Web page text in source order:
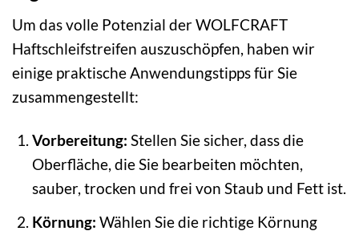
Um das volle Potenzial der WOLFCRAFT
Haftschleifstreifen auszuschöpfen, haben wir
einige praktische Anwendungstipps für Sie
zusammengestellt:
Vorbereitung: Stellen Sie sicher, dass die
Oberfläche, die Sie bearbeiten möchten,
sauber, trocken und frei von Staub und Fett ist.
Körnung: Wählen Sie die richtige Körnung